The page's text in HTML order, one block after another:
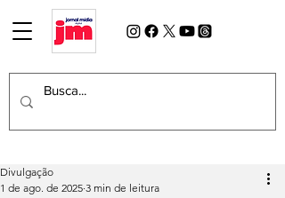
Divulgação
1 de ago. de 2025 3 min de leitura